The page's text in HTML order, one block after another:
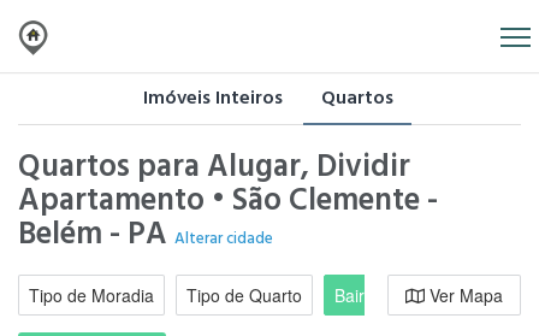
Imóveis Inteiros Quartos
Quartos para Alugar, Dividir
Apartamento • São Clemente -
Belém - PA Alterar cidade
Tipo de Moradia Tipo de Quarto Bairro / RegiãoVer Mapa